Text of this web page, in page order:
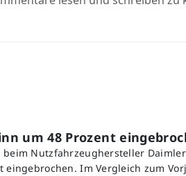
um 48 Prozent
Nutzfahrzeughersteller
eingebrochen. Im Vergleich zum